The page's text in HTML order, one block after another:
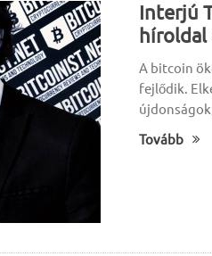
Interjú
híroldal
A bitcoin
fejlődik.
Tovább